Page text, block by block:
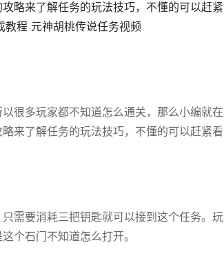
略来了解任务的玩法技巧，不懂的可以赶紧
教程 元神胡桃传说任务视频
很多玩家都不知道怎么通关，那么小编就在
来了解任务的玩法技巧，不懂的可以赶紧看
需要消耗三把钥匙就可以接到这个任务。玩
个石门不知道怎么打开。